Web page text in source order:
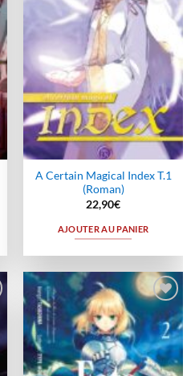
A Certain Magical Index T.1
(Roman)
22,90€
AJOUTER AU PANIER
à la
wishlist